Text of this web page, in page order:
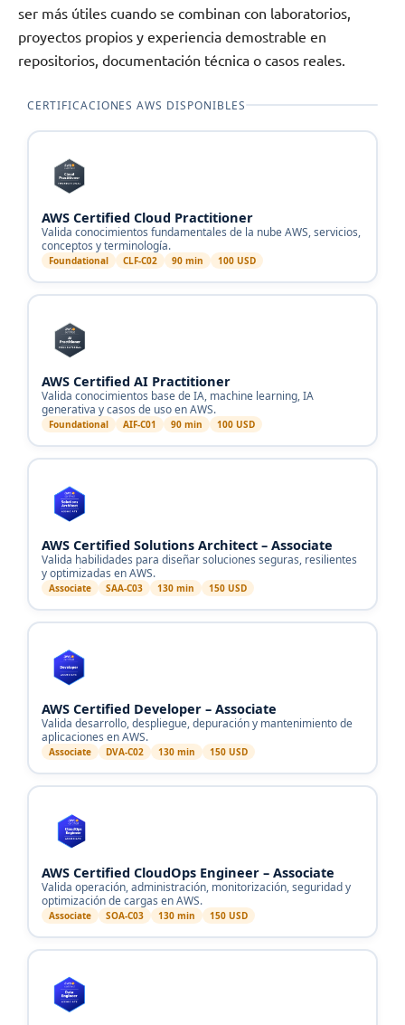
ser más útiles cuando se combinan con laboratorios,
proyectos propios y experiencia demostrable en
repositorios, documentación técnica o casos reales.
CERTIFICACIONES AWS DISPONIBLES
AWS Certified Cloud Practitioner
Valida conocimientos fundamentales de la nube AWS, servicios,
conceptos y terminología.
Foundational CLF-C02 90 min 100 USD
AWS Certified AI Practitioner
Valida conocimientos base de IA, machine learning, IA
generativa y casos de uso en AWS.
Foundational AIF-C01 90 min 100 USD
AWS Certified Solutions Architect – Associate
Valida habilidades para diseñar soluciones seguras, resilientes
y optimizadas en AWS.
Associate SAA-C03 130 min 150 USD
AWS Certified Developer – Associate
Valida desarrollo, despliegue, depuración y mantenimiento de
aplicaciones en AWS.
Associate DVA-C02 130 min 150 USD
AWS Certified CloudOps Engineer – Associate
Valida operación, administración, monitorización, seguridad y
optimización de cargas en AWS.
Associate SOA-C03 130 min 150 USD